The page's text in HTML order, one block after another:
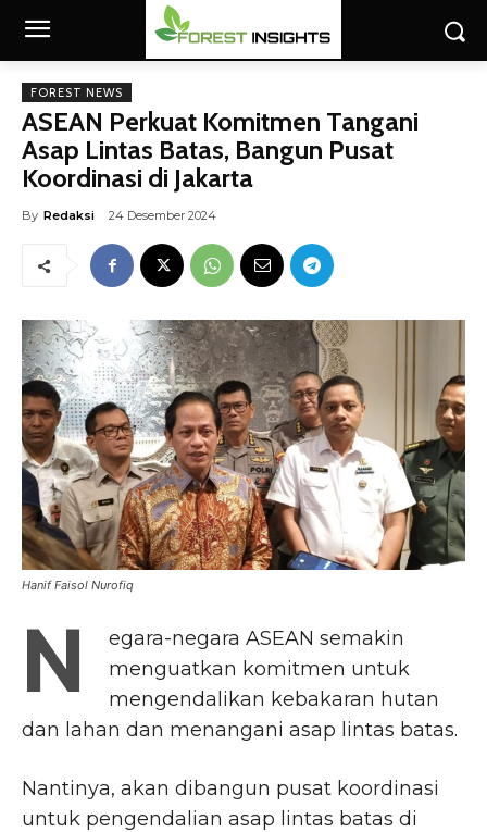
FOREST NEWS
ASEAN Perkuat Komitmen Tangani
Asap Lintas Batas, Bangun Pusat
Koordinasi di Jakarta
By Redaksi 24 Desember 2024
Hanif Faisol Nurofiq
N
egara-negara ASEAN semakin
menguatkan komitmen untuk
mengendalikan kebakaran hutan
dan lahan dan menangani asap lintas batas.
Nantinya, akan dibangun pusat koordinasi
untuk pengendalian asap lintas batas di